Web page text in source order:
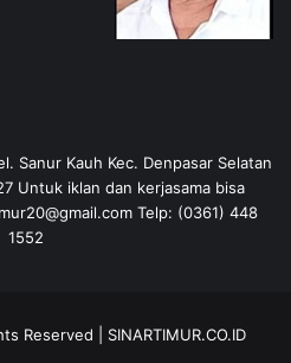
Sanur Kauh Kec. Denpasar Selatan
Untuk iklan dan kerjasama bisa
Telp: (0361) 448
1552
Reserved | SINARTIMUR.CO.ID